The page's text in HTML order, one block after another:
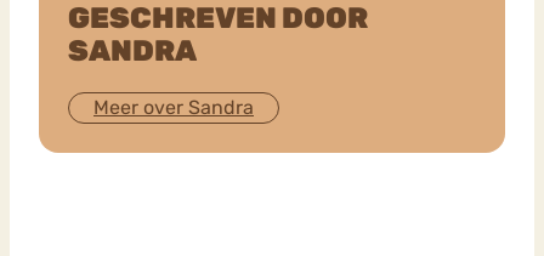
GESCHREVEN DOOR
SANDRA
Meer over Sandra